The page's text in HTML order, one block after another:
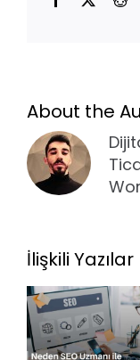
About the
İlişkili Yazılar